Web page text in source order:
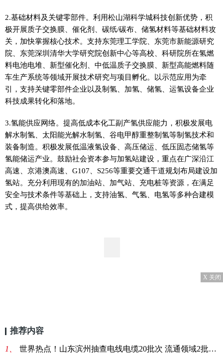
2.基础材料及关键零部件。利用松山湖科学城科技创新优势，积
极开展质子交换膜、催化剂、碳纸/碳布、储氢材料等基础材料攻
关，加快掌握核心技术。支持东莞理工学院、东莞市新能源研究
院、东莞深圳清华大学研究院创新中心等高校、科研院所在氢燃
料电池电堆、新型催化剂、中低温质子交换膜、新型高能燃料随
车生产系统等领域开展技术研究与项目孵化。以示范应用为牵
引，支持关键零部件企业以及制氢、加氢、储氢、运氢设备企业
科技成果转化和落地。
3.氢能供应网络。提高低成本化工副产氢供应能力，积极发展电
解水制氢、太阳能光解水制氢、谷电甲醇重整制氢等制氢技术和
装备制造。积极发展低温液氢设备、高压储运、低压固态储氢等
氢能储运产业。鼓励社会资本参与加氢站建设，重点在广深沿江
高速、京港澳高速、G107、S256等重要交通干道规划布局建设加
氢站。充分利用现有的加油站、加气站、充电桩等资源，在满足
安全与技术条件等基础上，支持油氢、气氢、电氢等多种合建模
式，提高供给效率。
X 关闭
推荐内容
1、 世界热点！山东滨州抽查电线电缆20批次 流通领域2批次不合格